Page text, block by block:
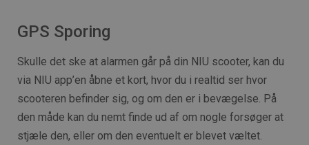
GPS Sporing
Skulle det ske at alarmen går på din NIU scooter, kan du
via NIU app’en åbne et kort, hvor du i realtid ser hvor
scooteren befinder sig, og om den er i bevægelse. På
den måde kan du nemt finde ud af om nogle forsøger at
stjæle den, eller om den eventuelt er blevet væltet.